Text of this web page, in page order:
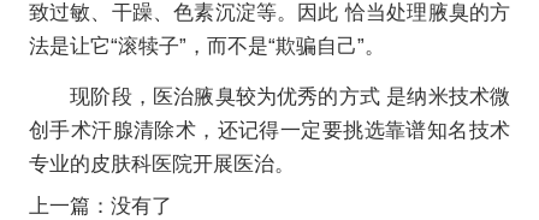
致过敏、干躁、色素沉淀等。因此 恰当处理腋臭的方
法是让它“滚犊子”，而不是“欺骗自己”。
现阶段，医治腋臭较为优秀的方式 是纳米技术微
创手术汗腺清除术，还记得一定要挑选靠谱知名技术
专业的皮肤科医院开展医治。
上一篇：没有了